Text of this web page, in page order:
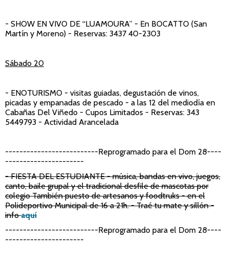
- SHOW EN VIVO DE “LUAMOURA” - En BOCATTO (San
Martín y Moreno) - Reservas: 3437 40-2303
Sábado 20
- ENOTURISMO - visitas guiadas, degustación de vinos,
picadas y empanadas de pescado - a las 12 del mediodía en
Cabañas Del Viñedo - Cupos Limitados - Reservas: 343
5449793 - Actividad Arancelada
--------------------------Reprogramado para el Dom 28----
----------------------
- FIESTA DEL ESTUDIANTE- música, bandas en vivo, juegos,
canto, baile grupal y el tradicional desfile de mascotas por
colegio También puesto de artesanos y foodtruks - en el
Polideportivo Municipal de 16 a 21h. - Traé tu mate y sillón -
infoaquí
--------------------------Reprogramado para el Dom 28----
----------------------